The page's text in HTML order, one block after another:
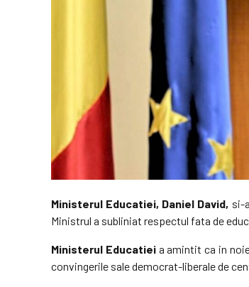
Ministerul Educatiei, Daniel David, si-
Ministrul a subliniat respectul fata de
Ministerul Educatieia amintit ca in
convingerile sale democrat-liberale de